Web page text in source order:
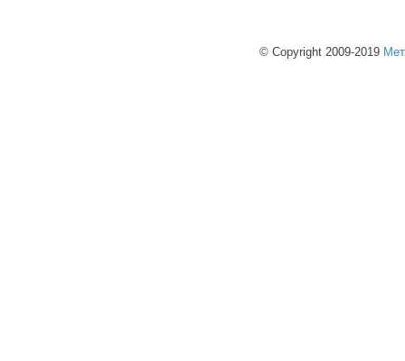
© Copyright 2009-2019